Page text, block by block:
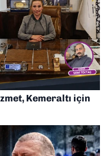
Kemeraltı için